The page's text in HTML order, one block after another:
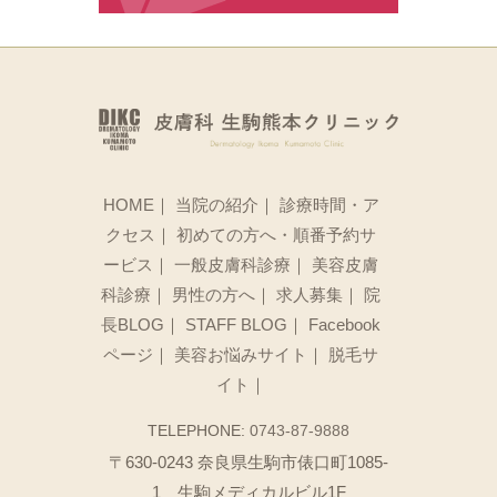
HOME ｜ 当院の紹介 ｜
診療時間・ア
クセス ｜
初めての方へ・順番予約サ
ービス ｜ 一般皮膚科診療 ｜
美容皮膚
科診療 ｜ 男性の方へ ｜ 求人募集 ｜
院
長BLOG ｜ STAFF BLOG ｜
Facebook
ページ ｜ 美容お悩みサイト ｜
脱毛サ
イト
｜
TELEPHONE: 0743-87-9888
〒630-0243 奈良県生駒市俵口町1085-
1 生駒メディカルビル1F